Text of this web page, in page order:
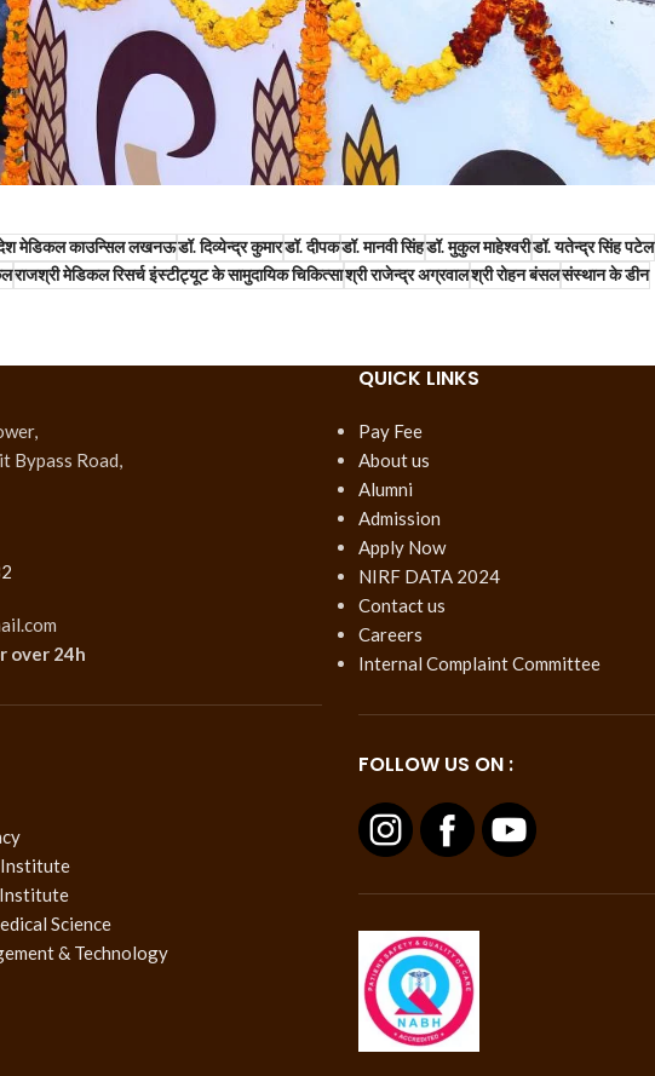
मेडिकल काउन्सिल लखनऊडॉ. दिव्येन्द्र कुमारडॉ. दीपकडॉ. मानवी सिंहडॉ. मुकुल माहेश्वरीडॉ. यतेन्द्र सिंह पटेल
राजश्री मेडिकल रिसर्च इंस्टीट्यूट के सामुदायिक चिकित्साश्री राजेन्द्र अग्रवालश्री रोहन बंसलसंस्थान के डीन
Bypass Road,
over 24h
Institute
Institute
Science
& Technology
QUICK LINKS
Pay Fee
About us
Alumni
Admission
Apply Now
NIRF DATA 2024
Contact us
Careers
Internal Complaint Committee
FOLLOW US ON :